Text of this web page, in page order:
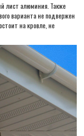
лист алюминия. Также
варианта не подвержен
на кровле, не